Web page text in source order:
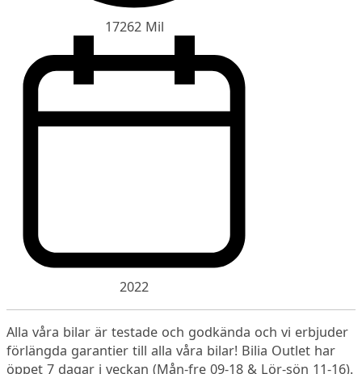
17262 Mil
2022
Alla våra bilar är testade och godkända och vi erbjuder
förlängda garantier till alla våra bilar! Bilia Outlet har
öppet 7 dagar i veckan (Mån-fre 09-18 & Lör-sön 11-16).